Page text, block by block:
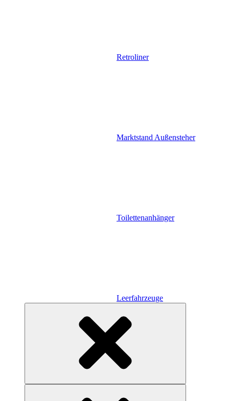
Retroliner
Marktstand Außensteher
Toilettenanhänger
Leerfahrzeuge